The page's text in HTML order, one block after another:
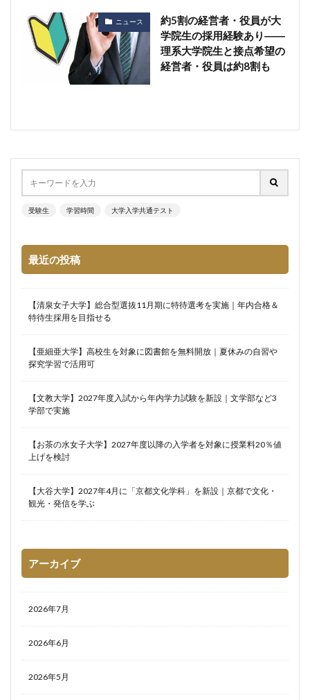
ニュース
約5割の経営者・役員が大
学院生の採用経験あり――
理系大学院生と接点希望の
経営者・役員は約8割も
受験生 学習時間 大学入学共通テスト
最近の投稿
【清泉女子大学】総合型選抜11月期に特待選考を実施｜年内合格＆
特待生採用を目指せる
【亜細亜大学】高校生を対象に図書館を無料開放｜夏休みの自習や
探究学習で活用可
【文教大学】2027年度入試から年内学力試験を新設｜文学部など3
学部で実施
【お茶の水女子大学】2027年度以降の入学者を対象に授業料20％値
上げを検討
【大谷大学】2027年4月に「京都文化学科」を新設｜京都で文化・
観光・発信を学ぶ
アーカイブ
2026年7月
2026年6月
2026年5月